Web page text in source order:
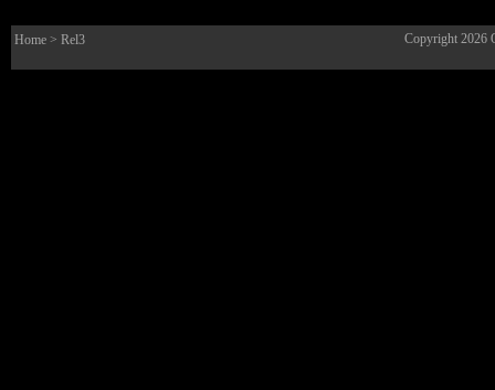
Home > Rel3 Copyright 2026